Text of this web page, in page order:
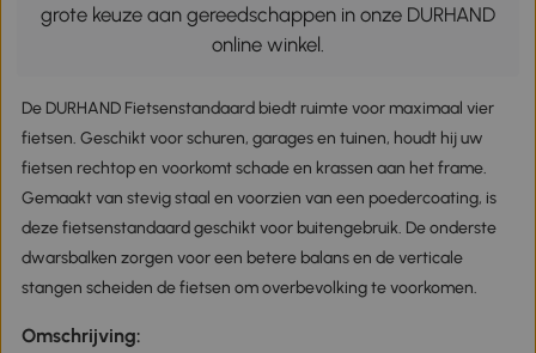
grote keuze aan gereedschappen in onze DURHAND
online winkel.
De DURHAND Fietsenstandaard biedt ruimte voor maximaal vier
fietsen. Geschikt voor schuren, garages en tuinen, houdt hij uw
fietsen rechtop en voorkomt schade en krassen aan het frame.
Gemaakt van stevig staal en voorzien van een poedercoating, is
deze fietsenstandaard geschikt voor buitengebruik. De onderste
dwarsbalken zorgen voor een betere balans en de verticale
stangen scheiden de fietsen om overbevolking te voorkomen.
Omschrijving: